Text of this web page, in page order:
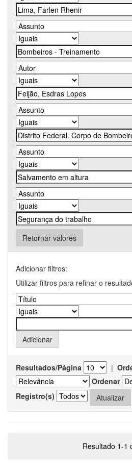
Retornar valores
Adicionar filtros:
Utilizar filtros para refinar o
Resultados/Página |
Ordenar
Registro(s)
Resultado 1-1